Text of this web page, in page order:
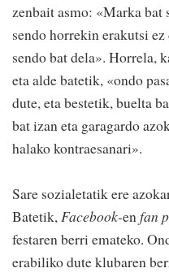
zenbait asmo: «Marka
sendo horrekin erakutsi
sendo bat dela». Horrela,
eta alde batetik, «ondo
dute, eta bestetik, buelta
bat izan eta garagardo
halako kontraesanari».
Sare sozialetatik ere
Batetik,Facebook-enfan
festaren berri emateko.
erabiliko dute klubaren